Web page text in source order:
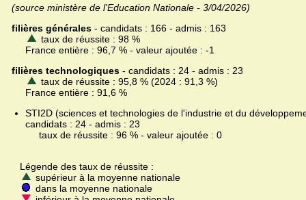
(source ministère de l'Education Nationale - 3/04/2026)
filières générales - candidats : 166 - admis : 163
taux de réussite : 98 %
France entière : 96,7 % - valeur ajoutée : -1
filières technologiques - candidats : 24 - admis : 23
taux de réussite : 95,8 % (2024 : 91,3 %)
France entière : 91,6 %
STI2D (sciences et technologies de l'industrie et du
candidats : 24 - admis : 23
taux de réussite : 96 % - valeur ajoutée : 0
Légende des taux de réussite :
supérieur à la moyenne nationale
dans la moyenne nationale